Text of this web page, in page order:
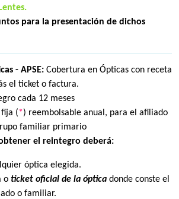
para la presentación de dichos
- APSE: Cobertura en Ópticas con receta
el ticket o factura.
cada 12 meses
fija (*) reembolsable anual, para el afiliado
familiar primario
el reintegro deberá:
óptica elegida.
o ticket oficial de la óptica donde conste el
o familiar.